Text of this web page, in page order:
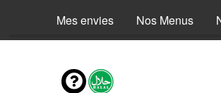
Mes envies Nos Menus